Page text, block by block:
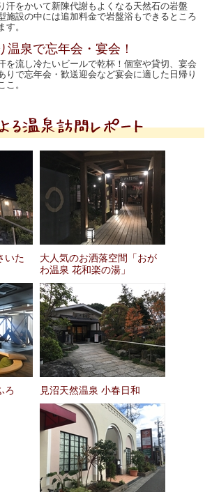
汗をかいて新陳代謝もよくなる天然石の岩盤
施設の中には追加料金で岩盤浴もできるところ
す。
温泉で忘年会・宴会！
を流し冷たいビールで乾杯！個室や貸切、宴会
りで忘年会・歓送迎会など宴会に適した日帰り
こ。
いた
大人気のお洒落空間「おが
わ温泉 花和楽の湯」
ろ
見沼天然温泉 小春日和